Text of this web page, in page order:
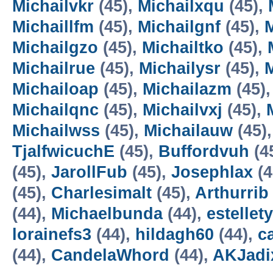
Michailvkr (45), Michailxqu (45),
Michaillfm (45), Michailgnf (45),
Michailgzo (45), Michailtko (45),
Michailrue (45), Michailysr (45),
Michailoap (45), Michailazm
Michailqnc (45), Michailvxj (45),
Michailwss (45), Michailauw
TjalfwicuchE (45), Buffordvuh
(45), JarollFub (45), Josephlax
(45), Charlesimalt (45), Arthurrib
(44), Michaelbunda(44),
lorainefs3 (44), hildagh60 (44),
(44), CandelaWhord (44),